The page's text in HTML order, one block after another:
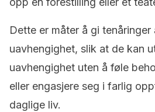
Dette er måter å gi
uavhengighet, slik at de kan
uavhengighet uten å føle
eller engasjere seg i farlig
daglige liv.